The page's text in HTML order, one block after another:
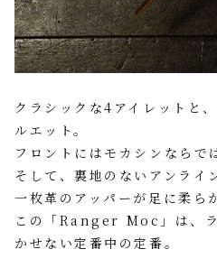
クラシックな4アイレットと
ルエット。
フロントにはモカシンならで
そして、裏地のないアンライ
一枚革のアッパーが足に柔ら
この「Ranger Moc」は、
かせない定番中の定番。